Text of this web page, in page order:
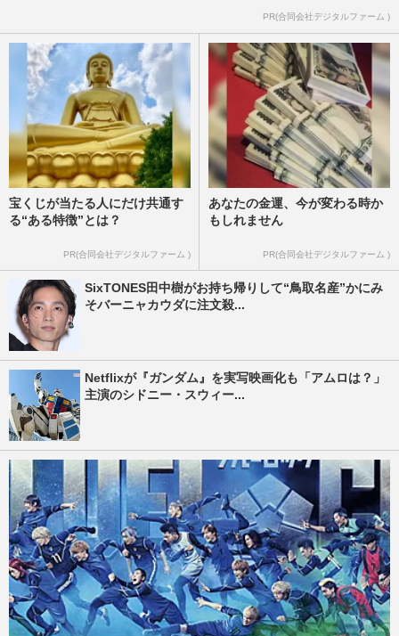
PR(合同会社デジタルファーム )
宝くじが当たる人にだけ共通す
る“ある特徴”とは？
PR(合同会社デジタルファーム )
あなたの金運、今が変わる時か
もしれません
PR(合同会社デジタルファーム )
SixTONES田中樹がお持ち帰りして“鳥取名産”かにみ
そバーニャカウダに注文殺...
Netflixが『ガンダム』を実写映画化も「アムロは？」
主演のシドニー・スウィー...